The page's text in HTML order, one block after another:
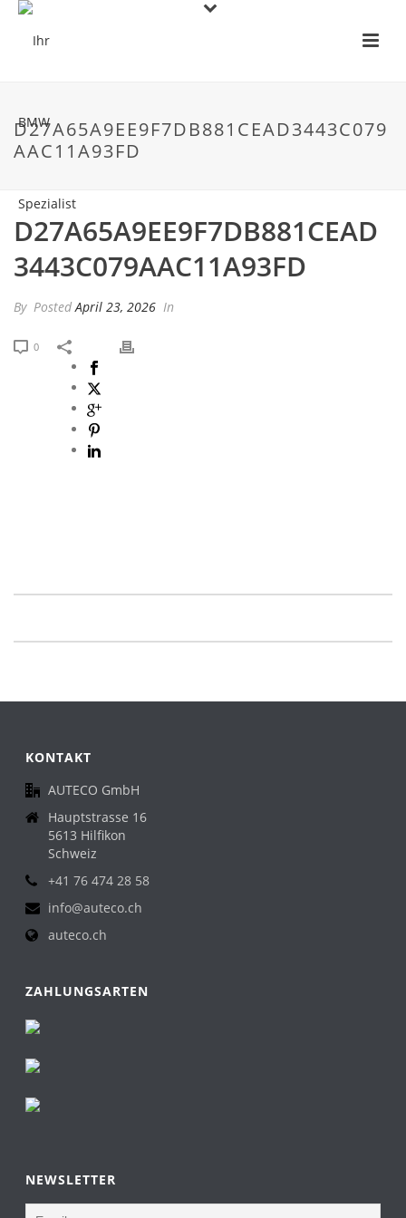
D27A65A9EE9F7DB881CEAD3443C079
AAC11A93FD
D27A65A9EE9F7DB881CEAD
3443C079AAC11A93FD
By PostedApril 23, 2026 In
0
KONTAKT
AUTECO GmbH
Hauptstrasse 16
5613 Hilfikon
Schweiz
+41 76 474 28 58
info@auteco.ch
auteco.ch
ZAHLUNGSARTEN
NEWSLETTER